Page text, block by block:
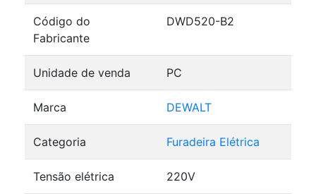
Código do
Fabricante
DWD520-B2
Unidade de venda PC
Marca DEWALT
Categoria Furadeira Elétrica
Tensão elétrica 220V